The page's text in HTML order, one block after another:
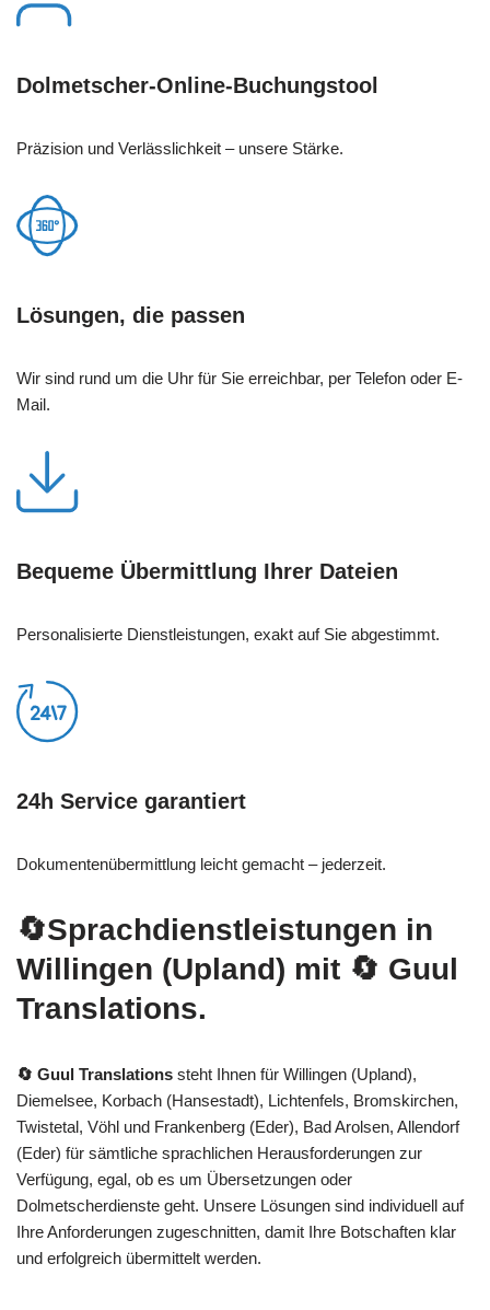
Dolmetscher-Online-Buchungstool
Präzision und Verlässlichkeit – unsere Stärke.
Lösungen, die passen
Wir sind rund um die Uhr für Sie erreichbar, per Telefon oder E-
Mail.
Bequeme Übermittlung Ihrer Dateien
Personalisierte Dienstleistungen, exakt auf Sie abgestimmt.
24h Service garantiert
Dokumentenübermittlung leicht gemacht – jederzeit.
🔄Sprachdienstleistungen in
Willingen (Upland) mit 🔄 Guul
Translations.
🔄 Guul Translations steht Ihnen für Willingen (Upland),
Diemelsee, Korbach (Hansestadt), Lichtenfels, Bromskirchen,
Twistetal, Vöhl und Frankenberg (Eder), Bad Arolsen, Allendorf
(Eder) für sämtliche sprachlichen Herausforderungen zur
Verfügung, egal, ob es um Übersetzungen oder
Dolmetscherdienste geht. Unsere Lösungen sind individuell auf
Ihre Anforderungen zugeschnitten, damit Ihre Botschaften klar
und erfolgreich übermittelt werden.